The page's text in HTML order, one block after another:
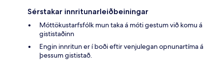
Sérstakar innritunarleiðbeiningar
Móttökustarfsfólk mun taka á móti gestum við komu á
gististaðinn
Engin innritun er í boði eftir venjulegan opnunartíma á
þessum gististað.